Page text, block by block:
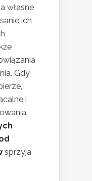
własne
ich
Gdy
i
sprzyja